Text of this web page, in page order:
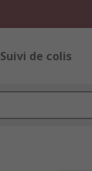
Suivi de colis